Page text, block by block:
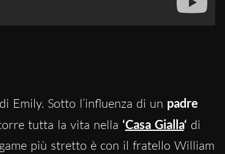
Emily. Sotto l’influenza di un padre
tutta la vita nella ‘Casa Gialla‘ di
più stretto è con il fratello William